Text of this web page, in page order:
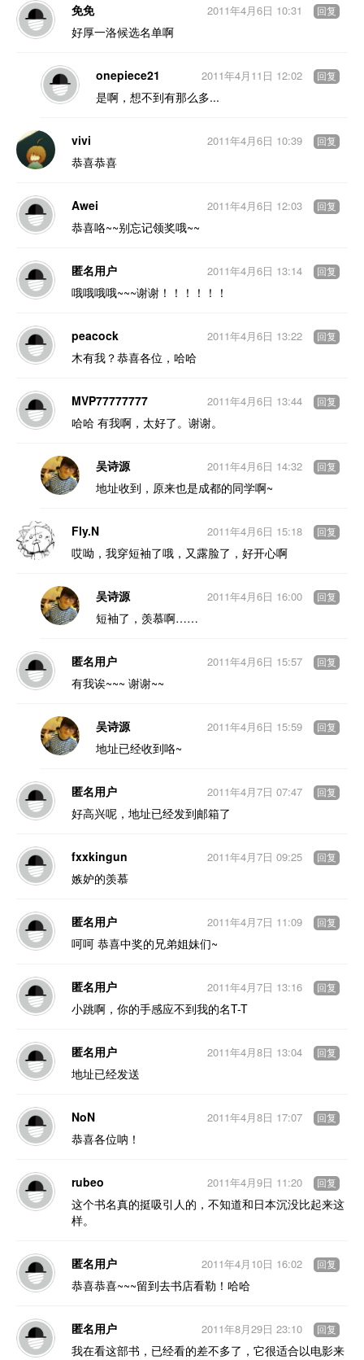
免免
好厚一洛候选名单啊
2011年4月6日 10:31 回复
onepiece21
是啊，想不到有那么多...
2011年4月11日 12:02 回复
vivi
恭喜恭喜
2011年4月6日 10:39 回复
Awei
恭喜咯~~别忘记领奖哦~~
2011年4月6日 12:03 回复
匿名用户
哦哦哦哦~~~谢谢！！！！！！
2011年4月6日 13:14 回复
peacock
木有我？恭喜各位，哈哈
2011年4月6日 13:22 回复
MVP77777777
哈哈 有我啊，太好了。谢谢。
2011年4月6日 13:44 回复
吴诗源
地址收到，原来也是成都的同学啊~
2011年4月6日 14:32 回复
Fly.N
哎呦，我穿短袖了哦，又露脸了，好开心啊
2011年4月6日 15:18 回复
吴诗源
短袖了，羡慕啊……
2011年4月6日 16:00 回复
匿名用户
有我诶~~~ 谢谢~~
2011年4月6日 15:57 回复
吴诗源
地址已经收到咯~
2011年4月6日 15:59 回复
匿名用户
好高兴呢，地址已经发到邮箱了
2011年4月7日 07:47 回复
fxxkingun
嫉妒的羡慕
2011年4月7日 09:25 回复
匿名用户
呵呵 恭喜中奖的兄弟姐妹们~
2011年4月7日 11:09 回复
匿名用户
小跳啊，你的手感应不到我的名T-T
2011年4月7日 13:16 回复
匿名用户
地址已经发送
2011年4月8日 13:04 回复
NoN
恭喜各位呐！
2011年4月8日 17:07 回复
rubeo
这个书名真的挺吸引人的，不知道和日本沉没比起来这
样。
2011年4月9日 11:20 回复
匿名用户
恭喜恭喜~~~留到去书店看勒！哈哈
2011年4月10日 16:02 回复
匿名用户
我在看这部书，已经看的差不多了，它很适合以电影来
2011年8月29日 23:10 回复